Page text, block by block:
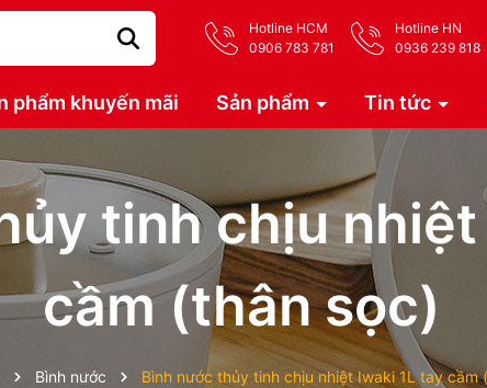
Hotline HCM
0906 783 781
Hotline HN
0936 239 818
phẩm khuyến mãi Sản phẩm Tin tức
tinh chịu nhiệt
cầm (thân sọc)
Bình nước Bình nước thủy tinh chịu nhiệt Iwaki 1L tay cầm